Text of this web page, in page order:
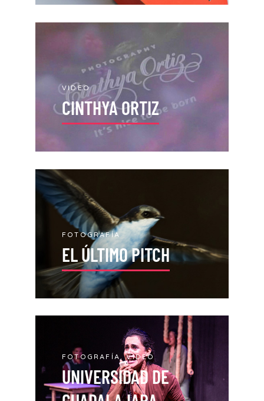
VIDEO
CINTHYA ORTIZ
FOTOGRAFÍA
EL ÚLTIMO PITCH
FOTOGRAFÍA, VIDEO
UNIVERSIDAD DE